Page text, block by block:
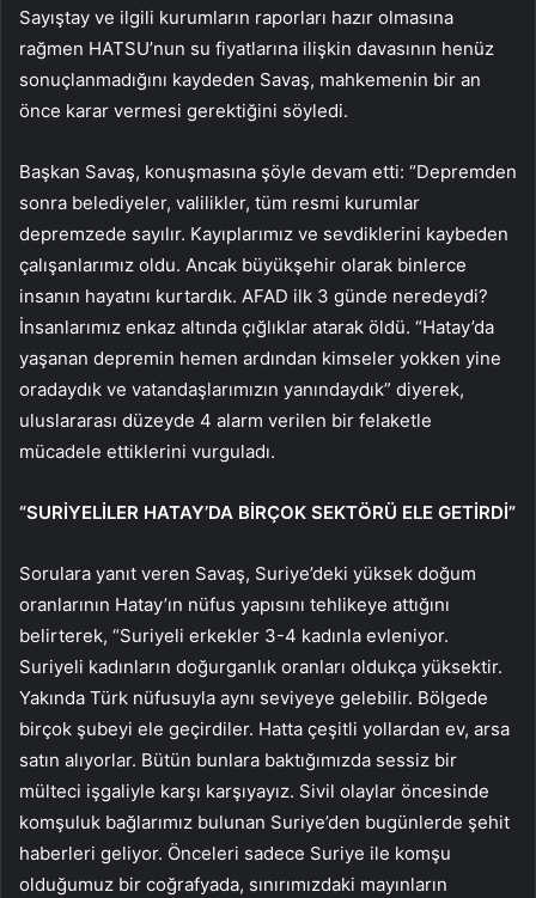
Sayıştay ve ilgili kurumların raporları hazır olmasına
rağmen HATSU’nun su fiyatlarına ilişkin davasının henüz
sonuçlanmadığını kaydeden Savaş, mahkemenin bir an
önce karar vermesi gerektiğini söyledi.
Başkan Savaş, konuşmasına şöyle devam etti: “Depremden
sonra belediyeler, valilikler, tüm resmi kurumlar
depremzede sayılır. Kayıplarımız ve sevdiklerini kaybeden
çalışanlarımız oldu. Ancak büyükşehir olarak binlerce
insanın hayatını kurtardık. AFAD ilk 3 günde neredeydi?
İnsanlarımız enkaz altında çığlıklar atarak öldü. “Hatay’da
yaşanan depremin hemen ardından kimseler yokken yine
oradaydık ve vatandaşlarımızın yanındaydık” diyerek,
uluslararası düzeyde 4 alarm verilen bir felaketle
mücadele ettiklerini vurguladı.
“SURİYELİLER HATAY’DA BİRÇOK SEKTÖRÜ ELE GETİRDİ”
Sorulara yanıt veren Savaş, Suriye’deki yüksek doğum
oranlarının Hatay’ın nüfus yapısını tehlikeye attığını
belirterek, “Suriyeli erkekler 3-4 kadınla evleniyor.
Suriyeli kadınların doğurganlık oranları oldukça yüksektir.
Yakında Türk nüfusuyla aynı seviyeye gelebilir. Bölgede
birçok şubeyi ele geçirdiler. Hatta çeşitli yollardan ev, arsa
satın alıyorlar. Bütün bunlara baktığımızda sessiz bir
mülteci işgaliyle karşı karşıyayız. Sivil olaylar öncesinde
komşuluk bağlarımız bulunan Suriye’den bugünlerde şehit
haberleri geliyor. Önceleri sadece Suriye ile komşu
olduğumuz bir coğrafyada, sınırımızdaki mayınların